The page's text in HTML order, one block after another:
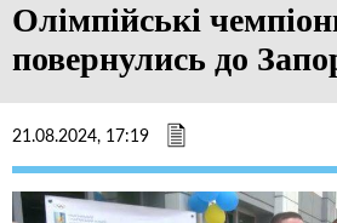
Олімпійські
повернулись до
21.08.2024, 17:19